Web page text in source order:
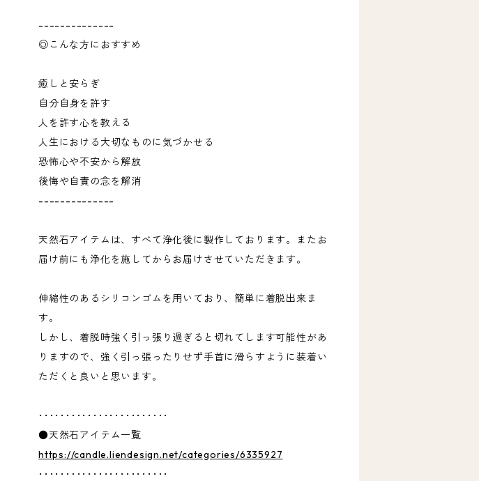
--------------
◎こんな方におすすめ
癒しと安らぎ
自分自身を許す
人を許す心を教える
人生における大切なものに気づかせる
恐怖心や不安から解放
後悔や自責の念を解消
--------------
天然石アイテムは、すべて浄化後に製作しております。またお
届け前にも浄化を施してからお届けさせていただきます。
伸縮性のあるシリコンゴムを用いており、簡単に着脱出来ま
す。
しかし、着脱時強く引っ張り過ぎると切れてします可能性があ
りますので、強く引っ張ったりせず手首に滑らすように装着い
ただくと良いと思います。
････････････････････････
●天然石アイテム一覧
https://candle.liendesign.net/categories/6335927
････････････････････････